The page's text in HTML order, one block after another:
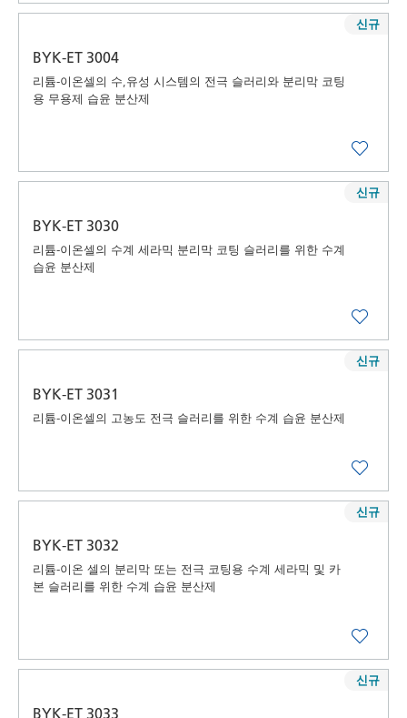
BYK-ET 3004
리튬-이온셀의 수,유성 시스템의 전극 슬러리와 분리막 코팅
용 무용제 습윤 분산제
신규
BYK-ET 3030
리튬-이온셀의 수계 세라믹 분리막 코팅 슬러리를 위한 수계
습윤 분산제
신규
BYK-ET 3031
리튬-이온셀의 고농도 전극 슬러리를 위한 수계 습윤 분산제
신규
BYK-ET 3032
리튬-이온 셀의 분리막 또는 전극 코팅용 수계 세라믹 및 카
본 슬러리를 위한 수계 습윤 분산제
신규
BYK-ET 3033
신규